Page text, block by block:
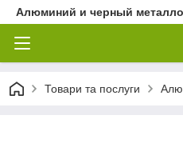
Алюминий и черный
Товари та послуги